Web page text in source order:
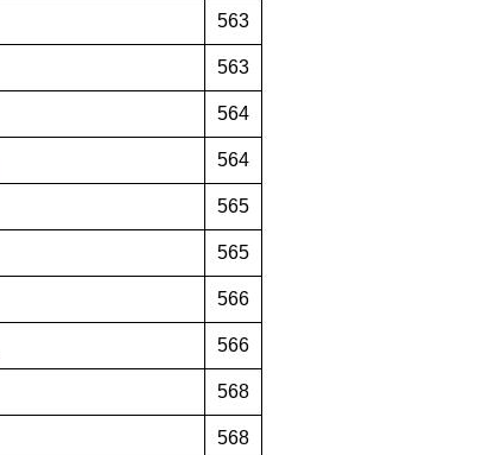
563
563
564
564
565
565
566
566
568
568